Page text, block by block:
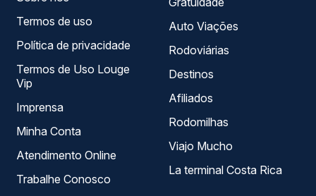
Termos de uso
Política de privacidade
Termos de Uso Louge
Vip
Imprensa
Minha Conta
Atendimento Online
Trabalhe Conosco
Auto Viações
Rodoviárias
Destinos
Afiliados
Rodomilhas
Viajo Mucho
La terminal Costa Rica